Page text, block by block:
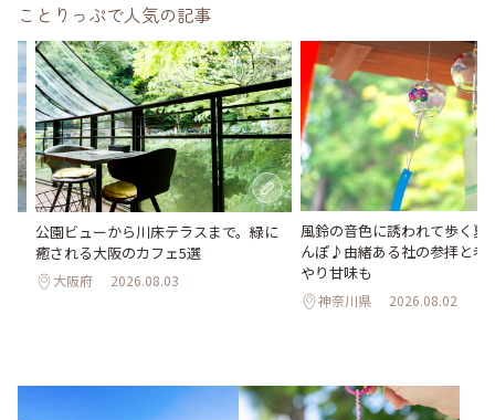
ことりっぷで人気の記事
公園ビューから川床テラスまで。緑に
癒される大阪のカフェ5選
大阪府 2026.08.03
風鈴の音色に誘われて歩く夏
んぽ♪由緒ある社の参拝と老
やり甘味も
神奈川県 2026.08.02